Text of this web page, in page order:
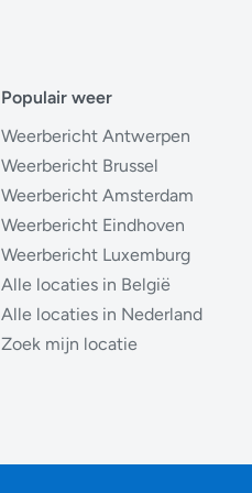
Populair weer
Weerbericht Antwerpen
Weerbericht Brussel
Weerbericht Amsterdam
Weerbericht Eindhoven
Weerbericht Luxemburg
Alle locaties in België
Alle locaties in Nederland
Zoek mijn locatie